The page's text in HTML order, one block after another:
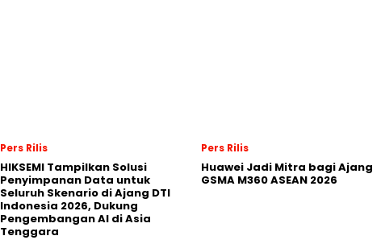
Pers Rilis
HIKSEMI Tampilkan Solusi
Penyimpanan Data untuk
Seluruh Skenario di Ajang DTI
Indonesia 2026, Dukung
Pengembangan AI di Asia
Tenggara
Pers Rilis
Huawei Jadi Mitra bagi Ajang
GSMA M360 ASEAN 2026